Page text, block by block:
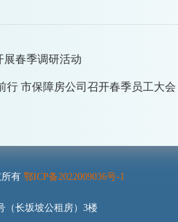
展春季调研活动
行 市保障房公司召开春季员工大会
有 鄂ICP备2022009036号-1
（长坂坡公租房）3楼